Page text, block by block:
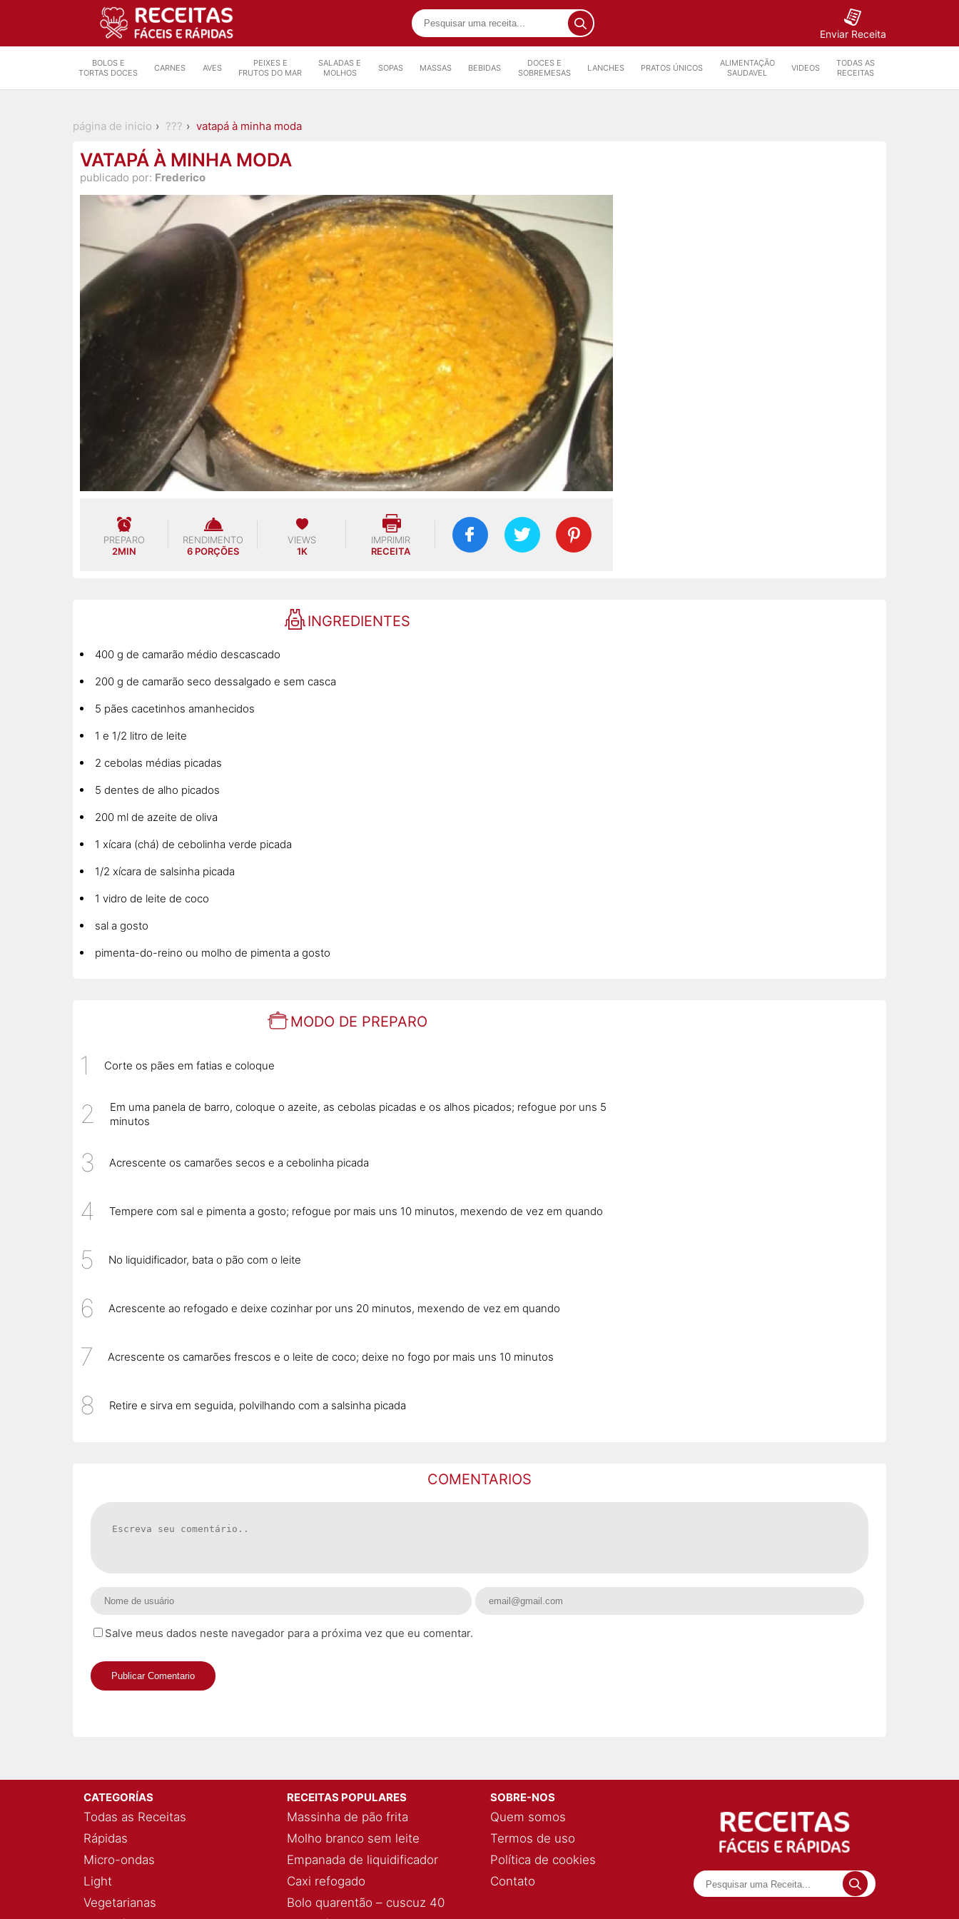
Enviar Receita
BOLOS E
TORTAS DOCES
CARNES AVES
PEIXES E
FRUTOS DO MAR
SALADAS E
MOLHOS
SOPAS MASSAS BEBIDAS
DOCES E
SOBREMESAS
LANCHES PRATOS ÚNICOS
ALIMENTAÇÃO
SAUDAVEL
VIDEOS
TODAS AS
RECEITAS
página de inicio ??? vatapá à minha moda
VATAPÁ À MINHA MODA
publicado por: Frederico
PREPARO
2MIN
RENDIMENTO
6 PORÇÕES
VIEWS
1K
IMPRIMIR
RECEITA
INGREDIENTES
400 g de camarão médio descascado
200 g de camarão seco dessalgado e sem casca
5 pães cacetinhos amanhecidos
1 e 1/2 litro de leite
2 cebolas médias picadas
5 dentes de alho picados
200 ml de azeite de oliva
1 xícara (chá) de cebolinha verde picada
1/2 xícara de salsinha picada
1 vidro de leite de coco
sal a gosto
pimenta-do-reino ou molho de pimenta a gosto
MODO DE PREPARO
Corte os pães em fatias e coloque
Em uma panela de barro, coloque o azeite, as cebolas picadas e os alhos picados; refogue por uns 5
minutos
Acrescente os camarões secos e a cebolinha picada
Tempere com sal e pimenta a gosto; refogue por mais uns 10 minutos, mexendo de vez em quando
No liquidificador, bata o pão com o leite
Acrescente ao refogado e deixe cozinhar por uns 20 minutos, mexendo de vez em quando
Acrescente os camarões frescos e o leite de coco; deixe no fogo por mais uns 10 minutos
Retire e sirva em seguida, polvilhando com a salsinha picada
COMENTARIOS
Salve meus dados neste navegador para a próxima vez que eu comentar.
CATEGORÍAS
Todas as Receitas
Rápidas
Micro-ondas
Light
Vegetarianas
RECEITAS POPULARES
Massinha de pão frita
Molho branco sem leite
Empanada de liquidificador
Caxi refogado
Bolo quarentão – cuscuz 40
SOBRE-NOS
Quem somos
Termos de uso
Política de cookies
Contato